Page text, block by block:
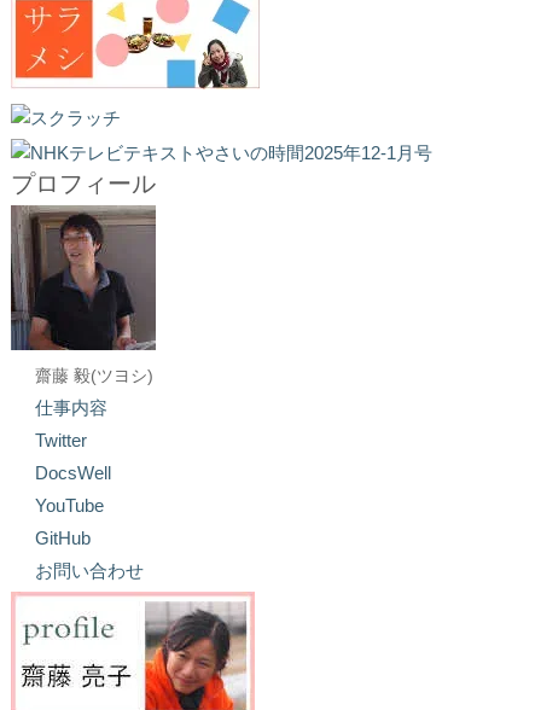
プロフィール
齋藤 毅(ツヨシ)
仕事内容
Twitter
DocsWell
YouTube
GitHub
お問い合わせ